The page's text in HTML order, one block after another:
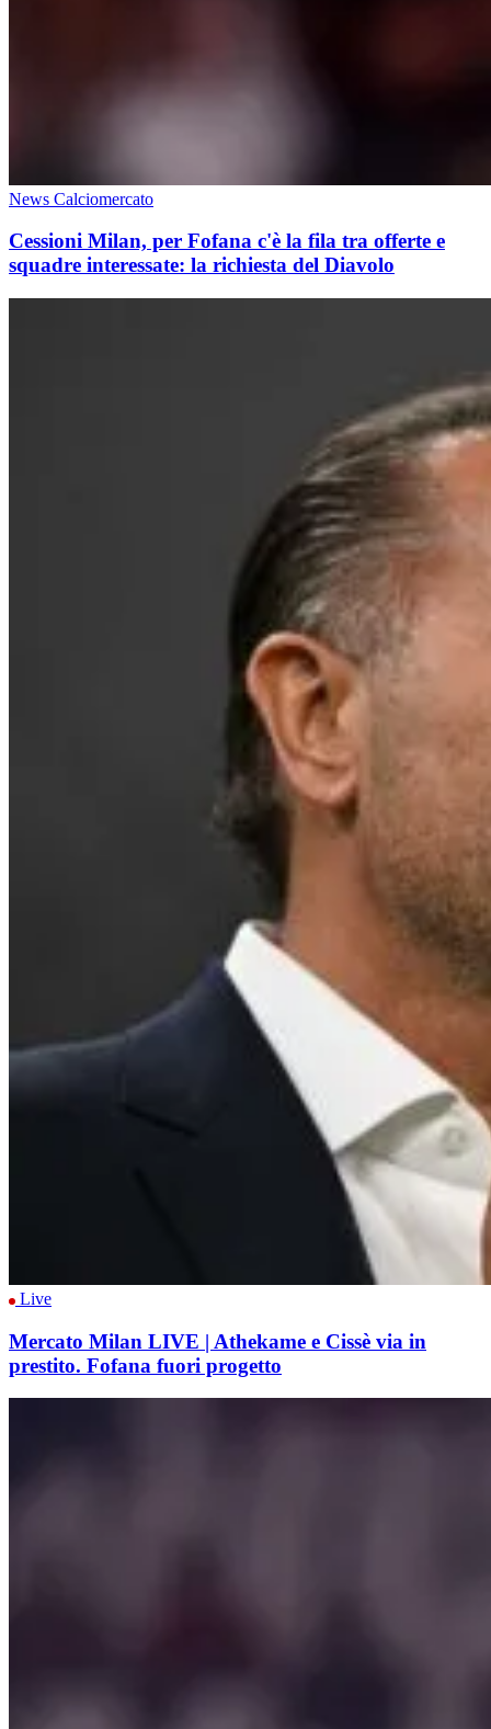
News Calciomercato
Cessioni Milan, per Fofana c'è la fila tra offerte e
squadre interessate: la richiesta del Diavolo
Live
Mercato Milan LIVE | Athekame e Cissè via in
prestito. Fofana fuori progetto